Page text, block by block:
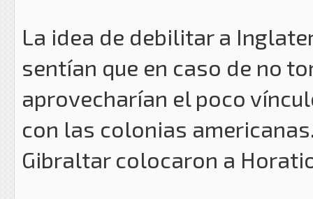
La idea de debilitar a
sentían que en caso de no
aprovecharían el poco
con las colonias
Gibraltar colocaron a